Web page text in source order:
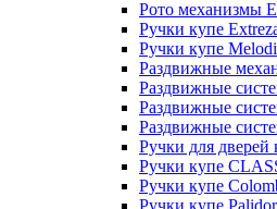
Рото механизмы
Ручки купе
Ручки купе
Раздвижные
Раздвижные
Раздвижные
Раздвижные
Ручки для дверей
Ручки купе
Ручки купе
Ручки купе